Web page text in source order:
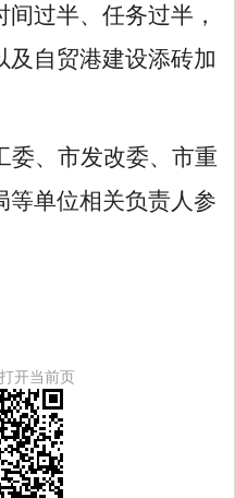
过半、任务过半，
及自贸港建设添砖加
委、市发改委、市重
等单位相关负责人参
开当前页